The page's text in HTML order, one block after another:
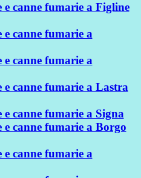
e canne fumarie a Figline
e canne fumarie a
e canne fumarie a
e canne fumarie a Lastra
e canne fumarie a Signa
e canne fumarie a Borgo
e canne fumarie a